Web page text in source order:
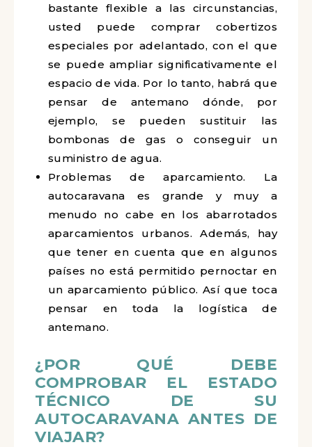
bastante flexible a las circunstancias,
usted puede comprar cobertizos
especiales por adelantado, con el que
se puede ampliar significativamente el
espacio de vida. Por lo tanto, habrá que
pensar de antemano dónde, por
ejemplo, se pueden sustituir las
bombonas de gas o conseguir un
suministro de agua.
Problemas de aparcamiento. La
autocaravana es grande y muy a
menudo no cabe en los abarrotados
aparcamientos urbanos. Además, hay
que tener en cuenta que en algunos
países no está permitido pernoctar en
un aparcamiento público. Así que toca
pensar en toda la logística de
antemano.
¿POR QUÉ DEBE
COMPROBAR EL ESTADO
TÉCNICO DE SU
AUTOCARAVANA ANTES DE
VIAJAR?